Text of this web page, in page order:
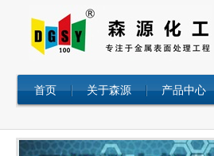
首页 关于森源 产品中心